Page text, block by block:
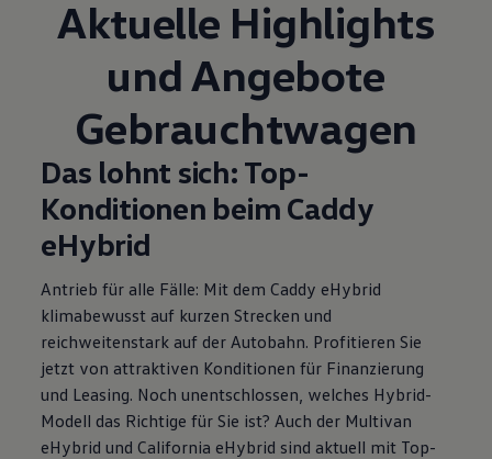
Aktuelle Highlights
und Angebote
Gebrauchtwagen
Das lohnt sich: Top-
Konditionen beim Caddy
eHybrid
Antrieb für alle Fälle: Mit dem Caddy eHybrid
klimabewusst auf kurzen Strecken und
reichweitenstark auf der Autobahn. Profitieren Sie
jetzt von attraktiven Konditionen für Finanzierung
und Leasing. Noch unentschlossen, welches Hybrid-
Modell das Richtige für Sie ist? Auch der Multivan
eHybrid und California eHybrid sind aktuell mit Top-